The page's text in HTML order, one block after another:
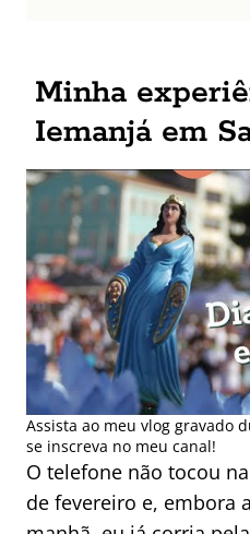
Minha
Iemanjá em
Assista ao meu vlog gravado
se inscreva no meu canal!
O telefone não tocou
de fevereiro e, embora